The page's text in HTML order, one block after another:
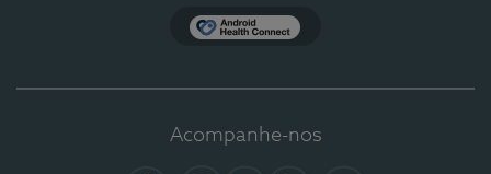
Acompanhe-nos